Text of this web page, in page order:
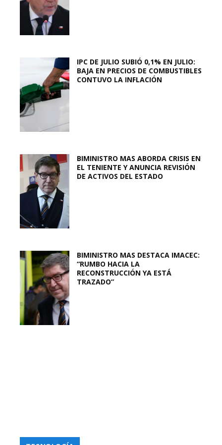
IPC DE JULIO SUBIÓ 0,1% EN JULIO:
BAJA EN PRECIOS DE COMBUSTIBLES
CONTUVO LA INFLACIÓN
BIMINISTRO MAS ABORDA CRISIS EN
EL TENIENTE Y ANUNCIA REVISIÓN
DE ACTIVOS DEL ESTADO
BIMINISTRO MAS DESTACA IMACEC:
“RUMBO HACIA LA
RECONSTRUCCIÓN YA ESTÁ
TRAZADO”